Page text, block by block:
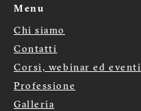
Menu
Menù
footer
Chi siamo
Contatti
Corsi, webinar ed eventi
Professione
Galleria